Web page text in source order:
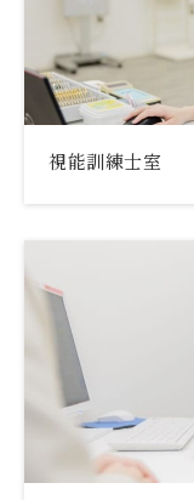
視能訓練士室